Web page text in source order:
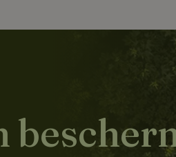
Strikt
accountbeheer.